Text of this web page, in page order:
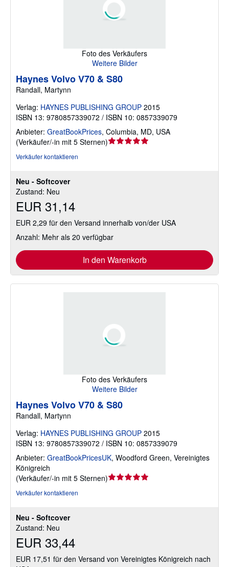
Foto des Verkäufers
Weitere Bilder
Neu - Softcover
Zustand: Neu
EUR 31,14
EUR 2,29 für den Versand innerhalb von/der USA
Anzahl: Mehr als 20 verfügbar
In den Warenkorb
Haynes Volvo V70 & S80
Randall, Martynn
Verlag: HAYNES PUBLISHING GROUP 2015
ISBN 13: 9780857339072 / ISBN 10: 0857339079
Anbieter: GreatBookPrices, Columbia, MD, USA
(Verkäufer/-in mit 5 Sternen)Verkäuferbewertung
Verkäufer kontaktieren
Foto des Verkäufers
Weitere Bilder
Neu - Softcover
Zustand: Neu
EUR 33,44
EUR 17,51 für den Versand von Vereinigtes Königreich nach
Haynes Volvo V70 & S80
Randall, Martynn
Verlag: HAYNES PUBLISHING GROUP 2015
ISBN 13: 9780857339072 / ISBN 10: 0857339079
Anbieter: GreatBookPricesUK, Woodford Green, Vereinigtes
Königreich
(Verkäufer/-in mit 5 Sternen)Verkäuferbewertung
Verkäufer kontaktieren